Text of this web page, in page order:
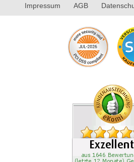
Impressum AGB